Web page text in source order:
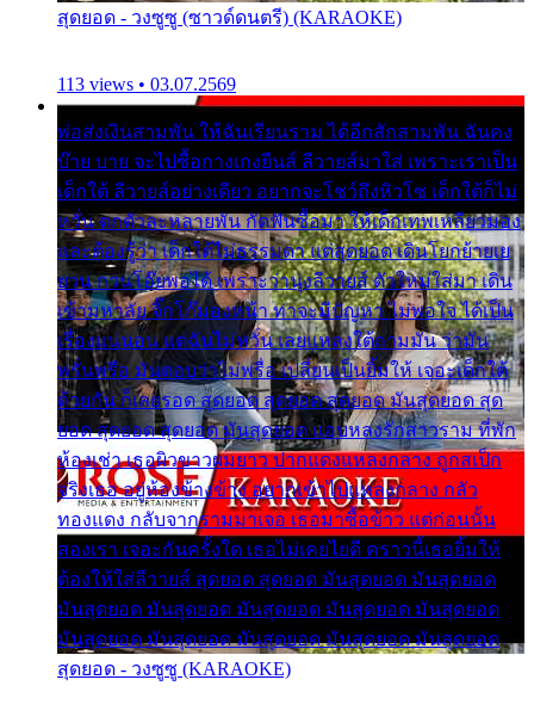
สุดยอด - วงซูซู (ซาวด์ดนตรี) (KARAOKE)
113 views • 03.07.2569
พ่อส่งเงินสามพัน ให้ฉันเรียนราม ได้อีกสักสามพัน ฉันคง
บ๊าย บาย จะไปซื้อกางเกงยีนส์ ลีวายส์มาใส่ เพราะเราเป็น
เด็กใต้ ลีวายส์อย่างเดียว อยากจะโชว์ถึงหิวโซ เด็กใต้ก็ไม่
หวั่น ตกตัวละหลายพัน กัดฟันซื้อมา ให้เด็กเทพเหลียวมอง
และต้องรู้ว่า เด็กใต้ไม่ธรรมดา แต่สุดยอด เดินโยกย้ายเย
ยวน กวนโอ๊ยพอได้ เพราะว่านุ่งลีวายส์ ตัวใหม่ใส่มา เดิน
เข้ามหาลัย จิ๊กโก๊มองหน้า ท่าจะมีปัญหา ไม่พอใจ ได้เป็น
เรื่องแน่นอน แต่ฉันไม่หวั่น เลยแหลงใต้ถามมัน ว่ามัน
พรั่นพรือ มันตอบว่าไม่พรื่อ เปลี่ยนเป็นยิ้มให้ เจอะเด็กใต้
ด้วยกัน ก็เลยรอด สุดยอด สุดยอด สุดยอด มันสุดยอด สุด
ยอด สุดยอด สุดยอด มันสุดยอด แอบหลงรักสาวราม ที่พัก
ห้องเช่า เธอผิวขาวผมยาว ปากแดงแหลงกลาง ถูกสเป็ก
จริงเธอ อยู่ห้องข้างข้าง อยากเข้าไปแหลงกลาง กลัว
ทองแดง กลับจากรามมาเจอ เธอมาซื้อข้าว แต่ก่อนนั้น
สองเรา เจอะกันครั้งใด เธอไม่เคยไยดี คราวนี้เธอยิ้มให้
ต้องให้ใส่ลีวายส์ สุดยอด สุดยอด มันสุดยอด มันสุดยอด
มันสุดยอด มันสุดยอด มันสุดยอด มันสุดยอด มันสุดยอด
มันสุดยอด มันสุดยอด มันสุดยอด มันสุดยอด มันสุดยอด
สุดยอด - วงซูซู (KARAOKE)